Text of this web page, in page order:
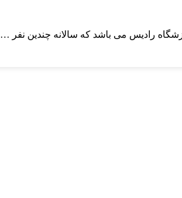
رادیس می باشد که سالانه چندین نفر …